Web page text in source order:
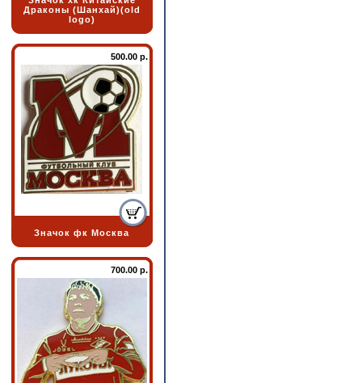
Драконы (Шанхай)(old
logo)
500.00 р.
Значок фк Москва
700.00 р.